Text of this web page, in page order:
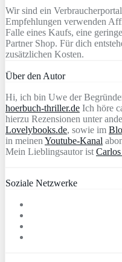
Wir sind ein
Empfehlungen verwenden
Falle eines Kaufs, eine
Partner Shop. Für dich
zusätzlichen Kosten.
Über den Autor
Hi, ich bin Uwe der
hoerbuch-thriller.de Ich höre
hierzu Rezensionen unter
Lovelybooks.de, sowie im
in meinen Youtube-Kanal
Mein Lieblingsautor ist
Soziale Netzwerke